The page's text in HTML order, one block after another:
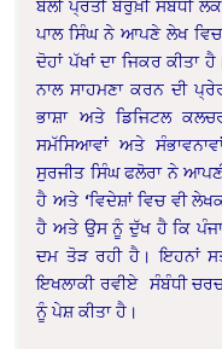
ਬੋਲੀ ਪ੍ਰਤੀ ਬੇਰੁਖ਼ੀ ਸੰਬੰਧੀ
ਪਾਲ ਸਿੰਘ ਨੇ ਆਪਣੇ ਲੇਖ
ਦੋਹਾਂ ਪੱਖਾਂ ਦਾ ਜਿਕਰ
ਨਾਲ ਸਾਹਮਣਾ ਕਰਨ ਦੀ
ਭਾਸ਼ਾ ਅਤੇ ਡਿਜਿਟਲ
ਸਮੱਸਿਆਵਾਂ ਅਤੇ
ਸੁਰਜੀਤ ਸਿੰਘ ਫਲੋਰਾ ਨੇ
ਹੈ ਅਤੇ ‘ਵਿਦੇਸ਼ਾਂ ਵਿਚ ਵੀ
ਹੈ ਅਤੇ ਉਸ ਨੂੰ ਦੁੱਖ ਹੈ ਕਿ
ਦਮ ਤੋੜ ਰਹੀ ਹੈ। ਇਹਨਾਂ
ਇਖਲਾਕੀ ਰਵੀਏ ਸੰਬੰਧੀ
ਨੂੰ ਪੇਸ਼ ਕੀਤਾ ਹੈ।